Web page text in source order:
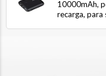
10000mAh,
recarga, para